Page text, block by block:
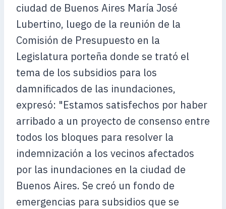
ciudad de Buenos Aires María José
Lubertino, luego de la reunión de la
Comisión de Presupuesto en la
Legislatura porteña donde se trató el
tema de los subsidios para los
damnificados de las inundaciones,
expresó: "Estamos satisfechos por haber
arribado a un proyecto de consenso entre
todos los bloques para resolver la
indemnización a los vecinos afectados
por las inundaciones en la ciudad de
Buenos Aires. Se creó un fondo de
emergencias para subsidios que se